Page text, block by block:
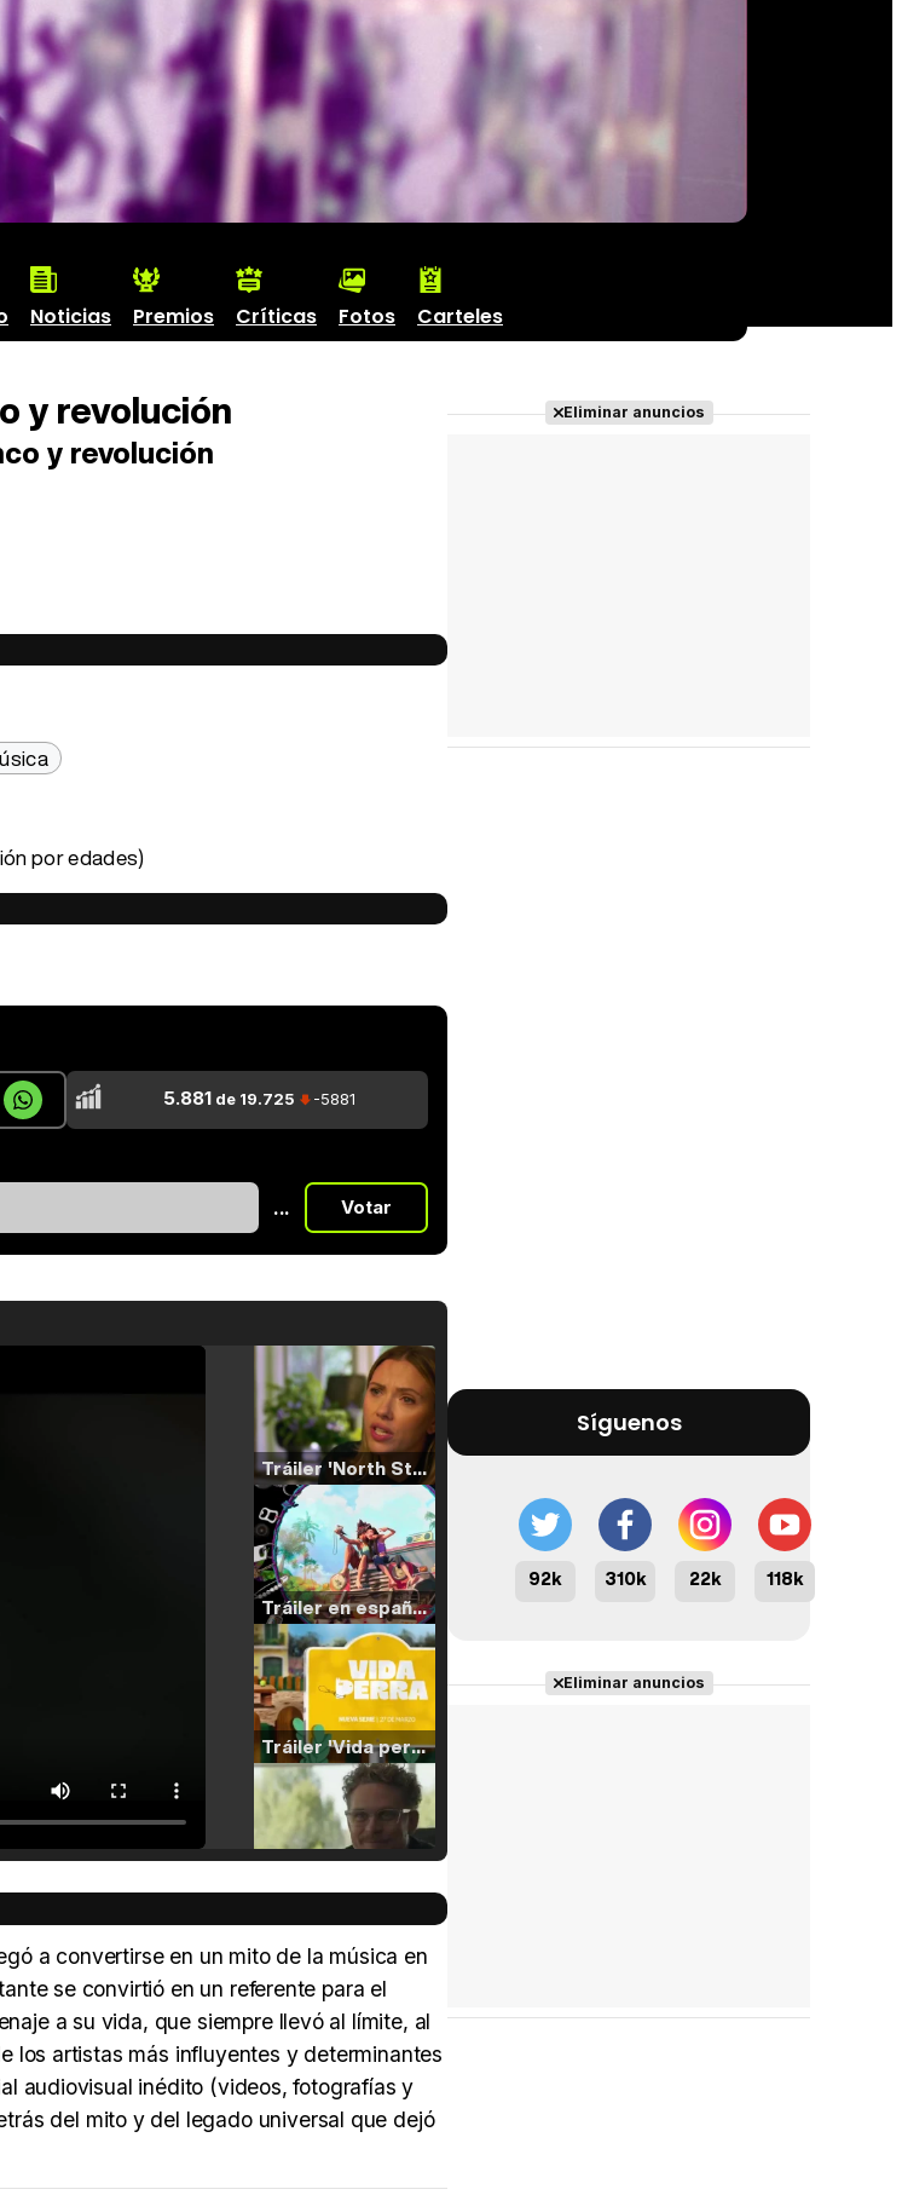
Noticias Premios Críticas Fotos Carteles
y revolución
y revolución
por edades)
5.881 de 19.725 -5881
... Votar
Tráiler 'North Star' (2023)
Tráiler en español de 'La isla olvidada'
Tráiler 'Vida perra' (2026)
Tráiler en español 'Outcome' (2026)
a convertirse en un mito de la música en
se convirtió en un referente para el
a su vida, que siempre llevó al límite, al
los artistas más influyentes y determinantes
audiovisual inédito (videos, fotografías y
del mito y del legado universal que dejó
Eliminar anuncios
Síguenos
92k 310k 22k 118k
Eliminar anuncios